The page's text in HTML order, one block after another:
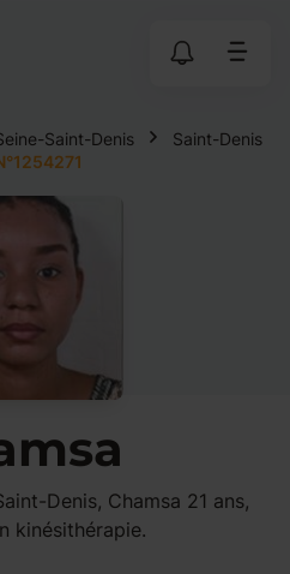
Saint-Denis
Saint-Denis
Denis, Chamsa 21 ans,
kinésithérapie.